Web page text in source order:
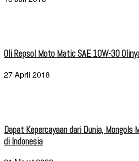
Oli Repsol Moto Matic SAE 10W-30
27 April 2018
Dapat Kepercayaan dari Dunia, Mongols
di Indonesia